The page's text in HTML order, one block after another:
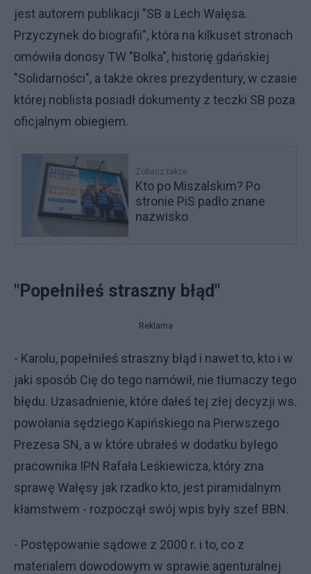
jest autorem publikacji "SB a Lech Wałęsa.
Przyczynek do biografii", która na kilkuset stronach
omówiła donosy TW "Bolka", historię gdańskiej
"Solidarności", a także okres prezydentury, w czasie
której noblista posiadł dokumenty z teczki SB poza
oficjalnym obiegiem.
Zobacz także
Kto po Miszalskim? Po
stronie PiS padło znane
nazwisko
"Popełniłeś straszny błąd"
Reklama
- Karolu, popełniłeś straszny błąd i nawet to, kto i w
jaki sposób Cię do tego namówił, nie tłumaczy tego
błędu. Uzasadnienie, które dałeś tej złej decyzji ws.
powołania sędziego Kapińskiego na Pierwszego
Prezesa SN, a w które ubrałeś w dodatku byłego
pracownika IPN Rafała Leśkiewicza, który zna
sprawę Wałęsy jak rzadko kto, jest piramidalnym
kłamstwem - rozpoczął swój wpis były szef BBN.
- Postępowanie sądowe z 2000 r. i to, co z
materialem dowodowym w sprawie agenturalnej